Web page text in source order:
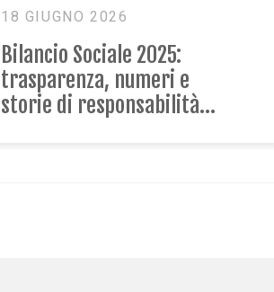
20 APRILE 2026
Il gruppo mamme: uno
spazio di condivisione e
crescita